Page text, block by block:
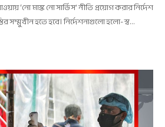
‘নো মাস্ক নো সার্ভিস’ নীতি প্রয়োগ করার নির্দেশ
সম্মুখীন হতে হবে। নির্দেশনাগুলো হলো- স্ব…